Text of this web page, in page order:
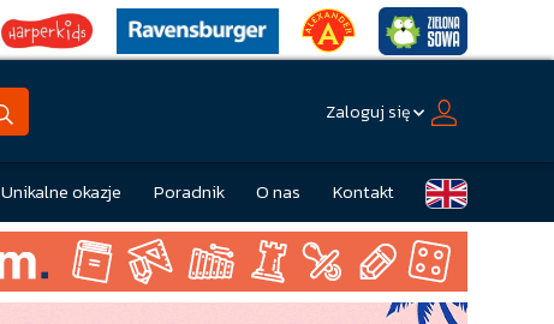
Zaloguj się
Unikalne okazje Poradnik O nas Kontakt